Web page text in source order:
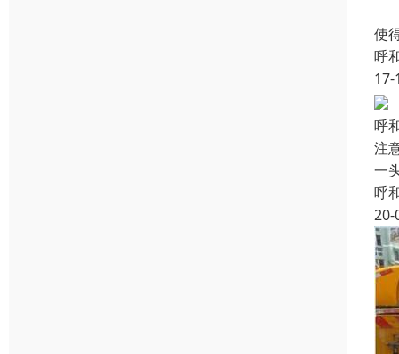
使
呼
17-
呼
注
一
呼
20-